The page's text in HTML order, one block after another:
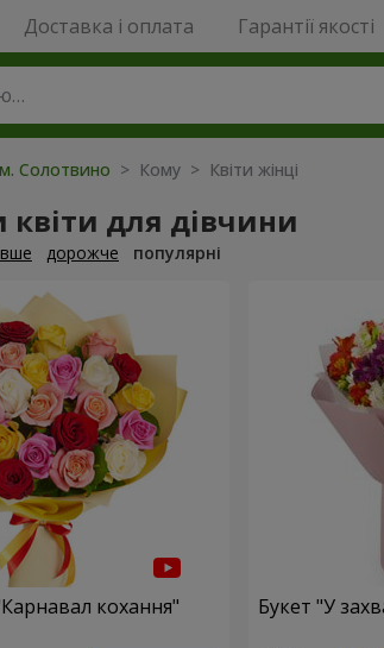
Доставка і оплата Гарантії якості
м. Солотвино > Кому > Квіти жінці
для дівчини
дорожче популярні
кохання" Букет "У